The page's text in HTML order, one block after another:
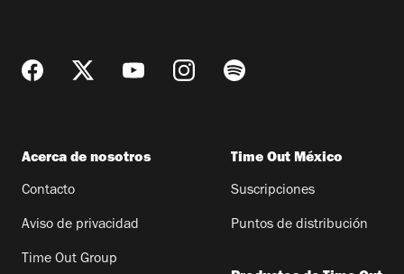
Acerca de nosotros
Contacto
Aviso de privacidad
Time Out Group
Time Out México
Suscripciones
Puntos de distribución